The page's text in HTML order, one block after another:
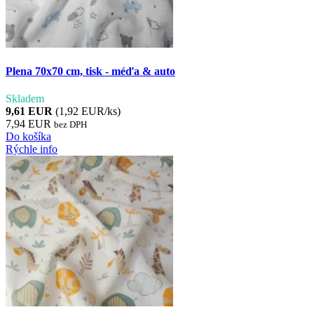
Plena 70x70 cm, tisk - méďa & auto
Skladem
9,61 EUR (1,92 EUR/ks)
7,94 EUR bez DPH
Do košíka
Rýchle info